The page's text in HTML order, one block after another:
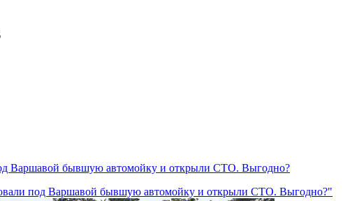
Варшавой бывшую автомойку и открыли СТО. Выгодно?
под Варшавой бывшую автомойку и открыли СТО. Выгодно?"